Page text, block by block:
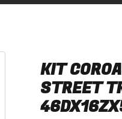
KIT
STREET